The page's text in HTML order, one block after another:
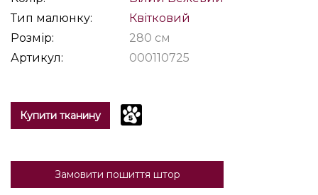
Тип малюнку:
Квітковий
Розмір:
280 см
Артикул:
000110725
Купити тканину
Замовити пошиття штор